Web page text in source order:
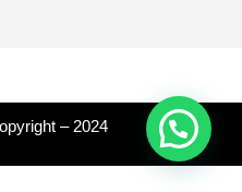
– 2024